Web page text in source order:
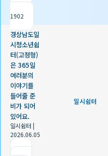
1902
경상남도일
시청소년쉼
터(고정형)
은 365일
여러분의
이야기를
들어줄 준
비가 되어
있어요.
일시쉼터 |
2026.06.05
|
일시쉼터